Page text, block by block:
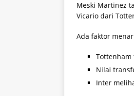
Meski Martinez
Vicario dari
Ada faktor
Tottenham
Nilai
Inter